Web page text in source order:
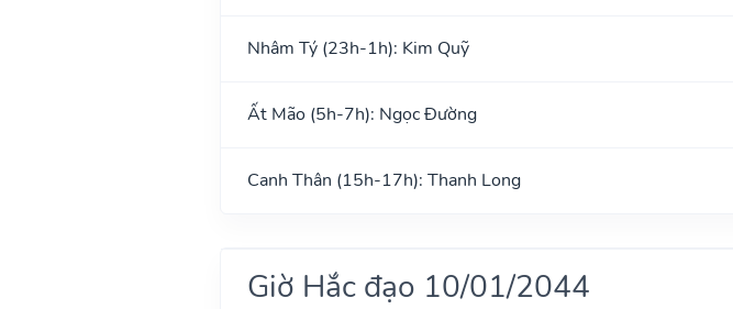
Nhâm Tý (23h-1h): Kim Quỹ
Ất Mão (5h-7h): Ngọc Đường
Canh Thân (15h-17h): Thanh Long
Giờ Hắc đạo 10/01/2044